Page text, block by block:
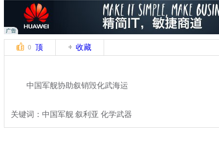
0 顶 收藏
中国军舰协助叙销毁化武海运
关键词：中国军舰 叙利亚 化学武器